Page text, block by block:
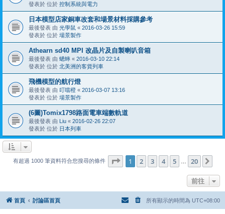
發表於 位於 控制系統與電力
日本模型店家銅車改套和場景材料採購參考
最後發表 由 光學鼠 « 2016-03-26 15:59
發表於 位於 場景製作
Athearn sd40 MPI 改晶片及自製喇叭音箱
最後發表 由 蟋蟀 « 2016-03-10 22:14
發表於 位於 北美洲的客貨列車
飛機模型的航行燈
最後發表 由 叮噹橙 « 2016-03-07 13:16
發表於 位於 場景製作
(6圖)Tomix1798路面電車端數軌道
最後發表 由 Liu « 2016-02-26 22:07
發表於 位於 日本列車
有超過 1000 筆資料符合您搜尋的條件 第 1 頁 (共20 頁)
1 2 3 4 5 20
前往
首頁 討論區首頁 所有顯示的時間為 UTC+08:00